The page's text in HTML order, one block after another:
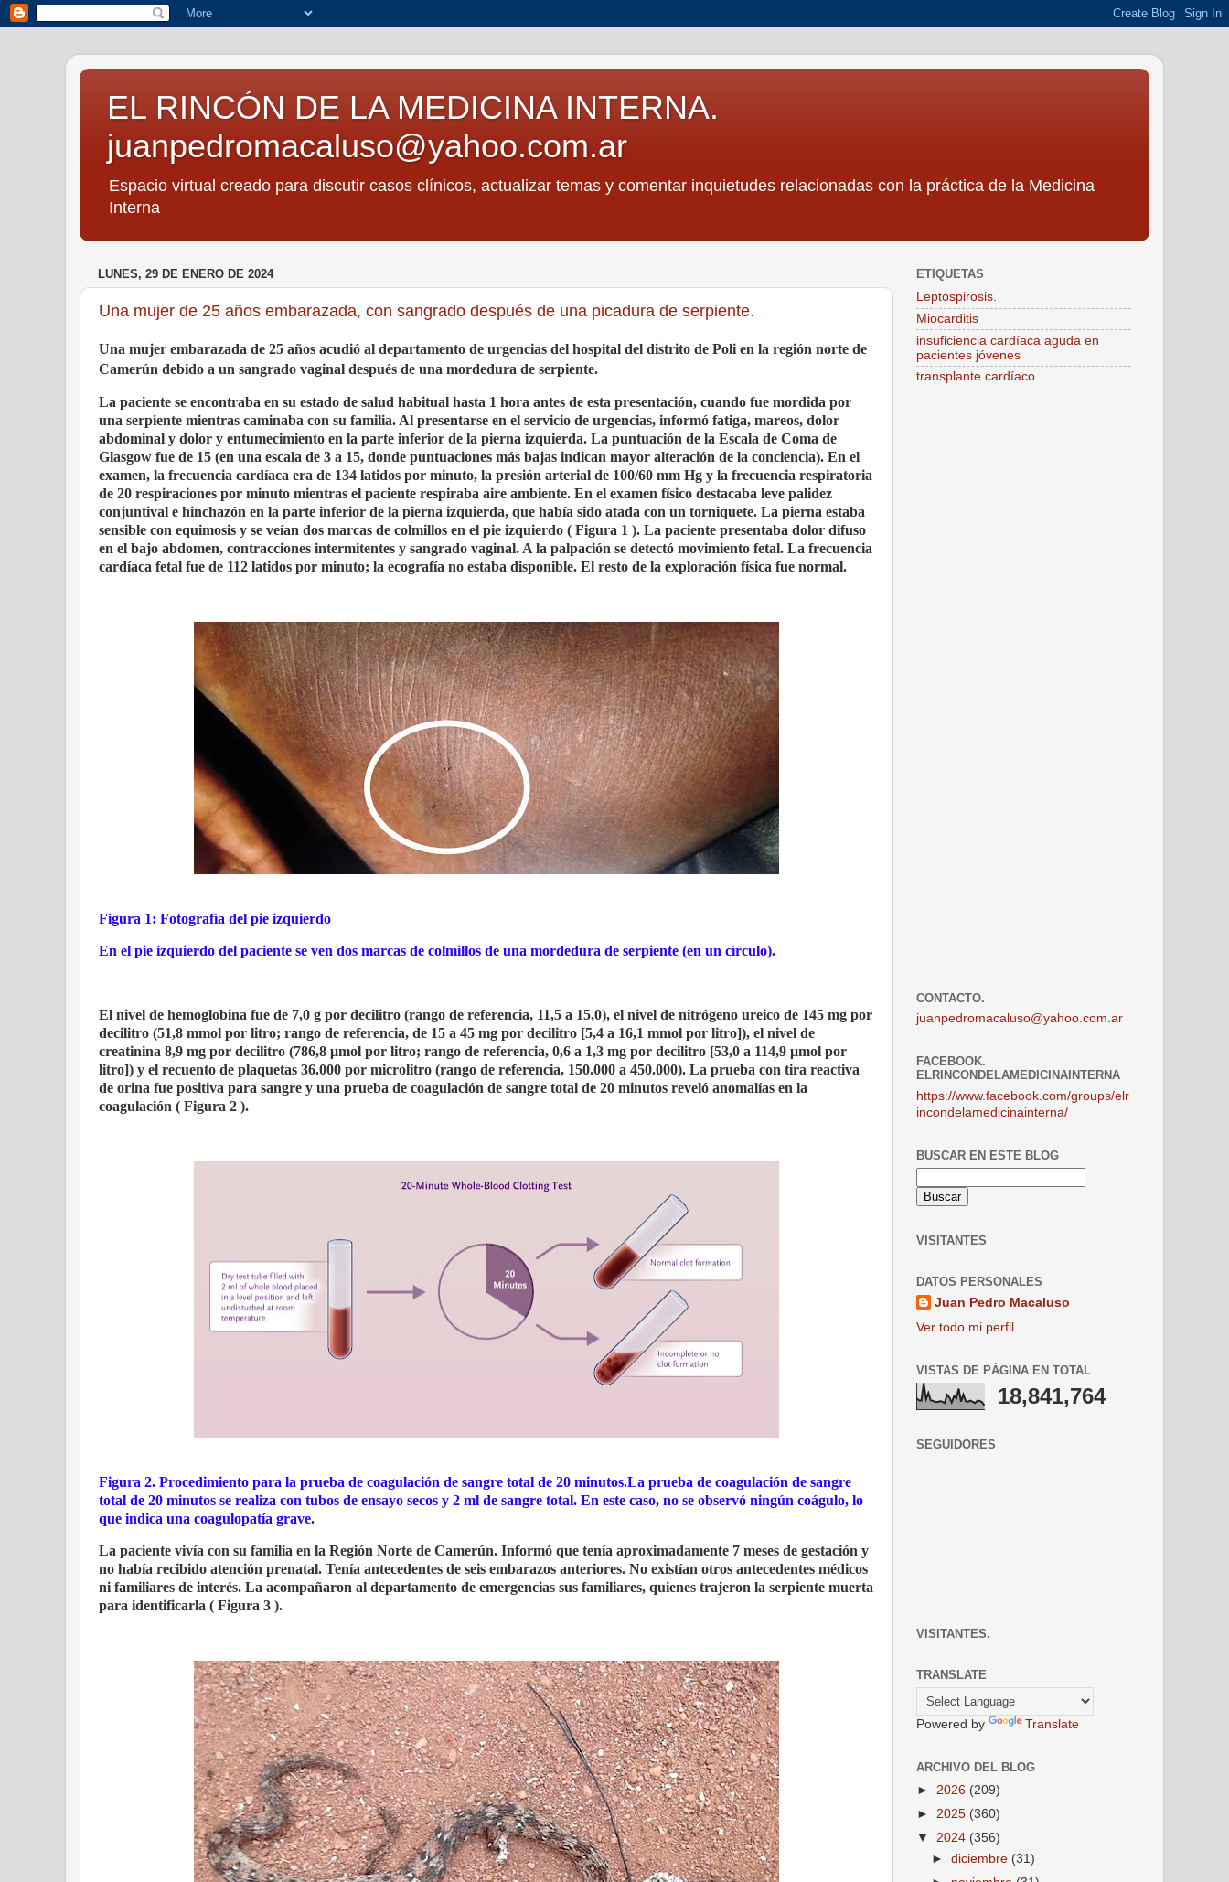
EL RINCÓN DE LA MEDICINA INTERNA.
juanpedromacaluso@yahoo.com.ar
Espacio virtual creado para discutir casos clínicos, actualizar temas y comentar inquietudes relacionadas con la práctica de la Medicina
Interna
LUNES, 29 DE ENERO DE 2024
Una mujer de 25 años embarazada, con sangrado después de una picadura de serpiente.
Una mujer embarazada de 25 años acudió al departamento de urgencias del hospital del distrito de Poli en la región norte de
Camerún debido a un sangrado vaginal después de una mordedura de serpiente.
La paciente se encontraba en su estado de salud habitual hasta 1 hora antes de esta presentación, cuando fue mordida por
una serpiente mientras caminaba con su familia. Al presentarse en el servicio de urgencias, informó fatiga, mareos, dolor
abdominal y dolor y entumecimiento en la parte inferior de la pierna izquierda. La puntuación de la Escala de Coma de
Glasgow fue de 15 (en una escala de 3 a 15, donde puntuaciones más bajas indican mayor alteración de la conciencia). En el
examen, la frecuencia cardíaca era de 134 latidos por minuto, la presión arterial de 100/60 mm Hg y la frecuencia respiratoria
de 20 respiraciones por minuto mientras el paciente respiraba aire ambiente. En el examen físico destacaba leve palidez
conjuntival e hinchazón en la parte inferior de la pierna izquierda, que había sido atada con un torniquete. La pierna estaba
sensible con equimosis y se veían dos marcas de colmillos en el pie izquierdo ( Figura 1 ). La paciente presentaba dolor difuso
en el bajo abdomen, contracciones intermitentes y sangrado vaginal. A la palpación se detectó movimiento fetal. La frecuencia
cardíaca fetal fue de 112 latidos por minuto; la ecografía no estaba disponible. El resto de la exploración física fue normal.
Figura 1: Fotografía del pie izquierdo
En el pie izquierdo del paciente se ven dos marcas de colmillos de una mordedura de serpiente (en un círculo).
El nivel de hemoglobina fue de 7,0 g por decilitro (rango de referencia, 11,5 a 15,0), el nivel de nitrógeno ureico de 145 mg por
decilitro (51,8 mmol por litro; rango de referencia, de 15 a 45 mg por decilitro [5,4 a 16,1 mmol por litro]), el nivel de
creatinina 8,9 mg por decilitro (786,8 μmol por litro; rango de referencia, 0,6 a 1,3 mg por decilitro [53,0 a 114,9 μmol por
litro]) y el recuento de plaquetas 36.000 por microlitro (rango de referencia, 150.000 a 450.000). La prueba con tira reactiva
de orina fue positiva para sangre y una prueba de coagulación de sangre total de 20 minutos reveló anomalías en la
coagulación ( Figura 2 ).
Figura 2. Procedimiento para la prueba de coagulación de sangre total de 20 minutos.La prueba de coagulación de sangre
total de 20 minutos se realiza con tubos de ensayo secos y 2 ml de sangre total. En este caso, no se observó ningún coágulo, lo
que indica una coagulopatía grave.
La paciente vivía con su familia en la Región Norte de Camerún. Informó que tenía aproximadamente 7 meses de gestación y
no había recibido atención prenatal. Tenía antecedentes de seis embarazos anteriores. No existían otros antecedentes médicos
ni familiares de interés. La acompañaron al departamento de emergencias sus familiares, quienes trajeron la serpiente muerta
para identificarla ( Figura 3 ).
ETIQUETAS
Leptospirosis.
Miocarditis
insuficiencia cardíaca aguda en
pacientes jóvenes
transplante cardíaco.
CONTACTO.
juanpedromacaluso@yahoo.com.ar
FACEBOOK.
ELRINCONDELAMEDICINAINTERNA
https://www.facebook.com/groups/elr
incondelamedicinainterna/
BUSCAR EN ESTE BLOG
VISITANTES
DATOS PERSONALES
Juan Pedro Macaluso
Ver todo mi perfil
VISTAS DE PÁGINA EN TOTAL
18,841,764
SEGUIDORES
VISITANTES.
TRANSLATE
Powered by Translate
ARCHIVO DEL BLOG
► 2026 (209)
► 2025 (360)
▼ 2024 (356)
►diciembre (31)